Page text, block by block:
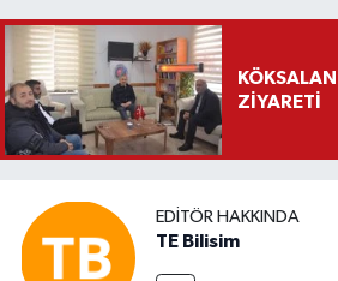
ZİYARETİ
EDITÖR HAKKINDA
TE Bilisim